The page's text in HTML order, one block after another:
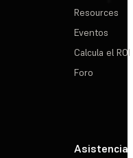
Resources
Eventos
Calcula el ROI
Foro
Asistencia